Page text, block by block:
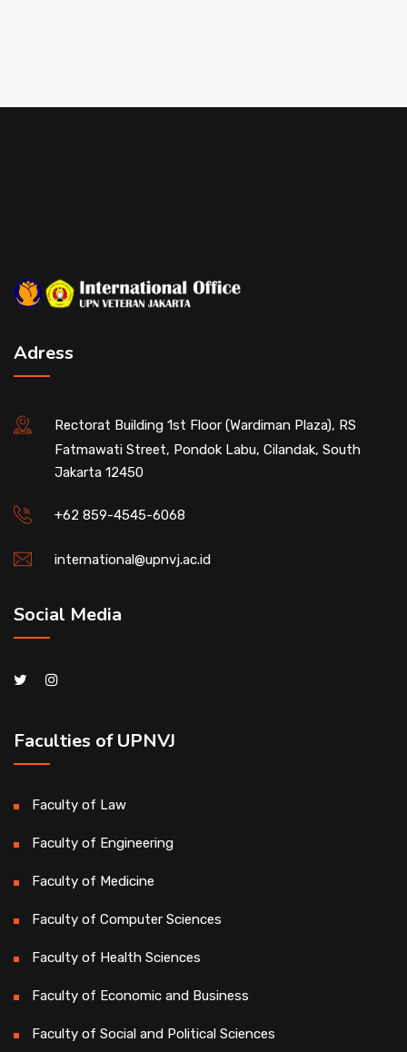
Adress
Rectorat Building 1st Floor (Wardiman Plaza), RS
Fatmawati Street, Pondok Labu, Cilandak, South
Jakarta 12450
+62 859-4545-6068
international@upnvj.ac.id
Social Media
Faculties of UPNVJ
Faculty of Law
Faculty of Engineering
Faculty of Medicine
Faculty of Computer Sciences
Faculty of Health Sciences
Faculty of Economic and Business
Faculty of Social and Political Sciences